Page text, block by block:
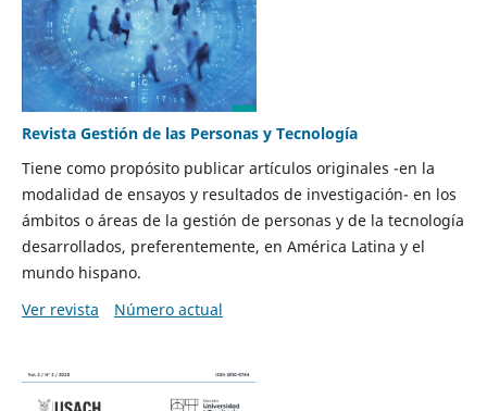
Revista Gestión de las Personas y Tecnología
Tiene como propósito publicar artículos originales -en la
modalidad de ensayos y resultados de investigación- en los
ámbitos o áreas de la gestión de personas y de la tecnología
desarrollados, preferentemente, en América Latina y el
mundo hispano.
Ver revista
Número actual